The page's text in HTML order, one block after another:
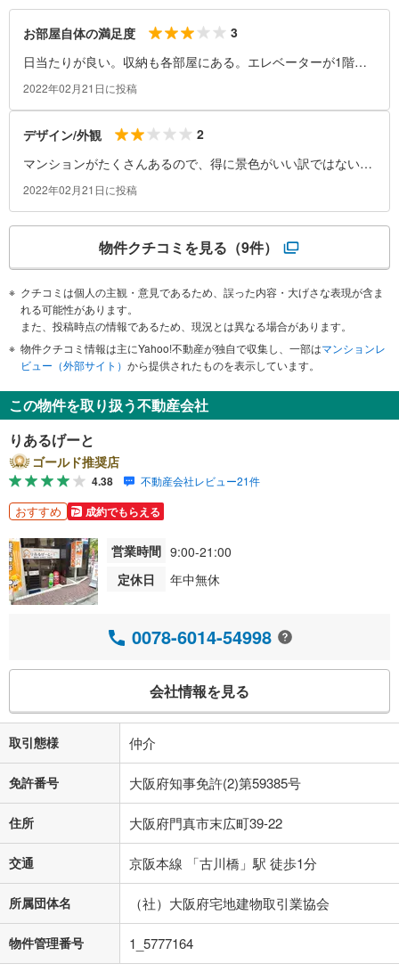
お部屋自体の満足度
3
日当たりが良い。収納も各部屋にある。エレベーターが1階と3
階にしか停まらないのが残念。公園も近く、住みやすい。
2022年02月21日に投稿
デザイン/外観
2
マンションがたくさんあるので、得に景色がいい訳ではないで
す。
2022年02月21日に投稿
物件クチコミを見る （9件）
クチコミは個人の主観・意見であるため、誤った内容・大げさな表現が含ま
れる可能性があります。
また、投稿時点の情報であるため、現況とは異なる場合があります。
物件クチコミ情報は主にYahoo!不動産が独自で収集し、一部はマンションレ
ビュー（外部サイト） から提供されたものを表示しています。
この物件を取り扱う不動産会社
りあるげーと
ゴールド推奨店
4.38 不動産会社レビュー21件
おすすめ 成約でもらえる
営業時間 9:00-21:00
定休日
年中無休
0078-6014-54998
会社情報を見る
取引態様 仲介
免許番号 大阪府知事免許(2)第59385号
住所 大阪府門真市末広町39-22
交通 京阪本線 「古川橋」駅 徒歩1分
所属団体名 （社）大阪府宅地建物取引業協会
物件管理番号 1_5777164